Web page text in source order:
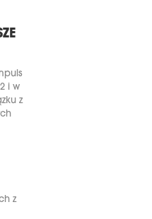
i w
z
z